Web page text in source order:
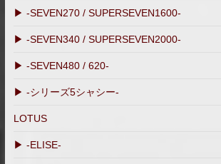
▶ -SEVEN270 / SUPERSEVEN1600-
▶ -SEVEN340 / SUPERSEVEN2000-
▶ -SEVEN480 / 620-
▶ -シリーズ5シャシー-
LOTUS
▶ -ELISE-